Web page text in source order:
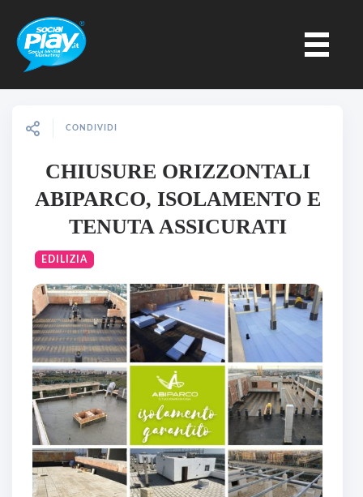
CONDIVIDI
CHIUSURE ORIZZONTALI
ABIPARCO, ISOLAMENTO E
TENUTA ASSICURATI
EDILIZIA